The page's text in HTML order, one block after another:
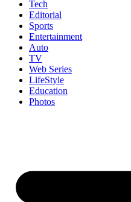
Tech
Editorial
Sports
Entertainment
Auto
TV
Web Series
LifeStyle
Education
Photos